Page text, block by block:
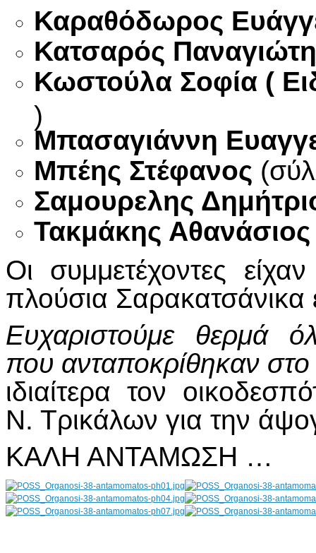
Καραθόδωρος
Κατσαρός
Κωστούλα Σοφία (
)
Μπασαγιάννη
Μπέης Στέφανος
Σαμουρελης
Τακμάκης
Οι συμμετέχοντες
πλούσια Σαρακατσάνικα
Ευχαριστούμε θερμά
που ανταποκρίθηκαν
ιδιαίτερα τον
Ν. Τρικάλων για την
ΚΑΛΗ ΑΝΤΑΜΩΣΗ …